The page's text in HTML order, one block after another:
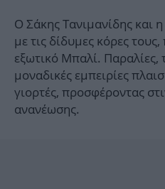
Ο Σάκης Τανιμανίδης και
με τις δίδυμες κόρες
εξωτικό Μπαλί. Παραλίες,
μοναδικές εμπειρίες
γιορτές, προσφέροντας
ανανέωσης.